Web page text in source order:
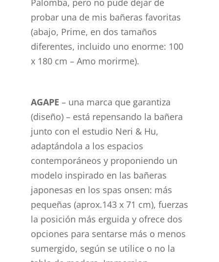
Palomba, pero no pude dejar de
probar una de mis bañeras favoritas
(abajo, Prime, en dos tamaños
diferentes, incluido uno enorme: 100
x 180 cm – Amo morirme).
AGAPE – una marca que garantiza
(diseño) – está repensando la bañera
junto con el estudio Neri & Hu,
adaptándola a los espacios
contemporáneos y proponiendo un
modelo inspirado en las bañeras
japonesas en los spas onsen: más
pequeñas (aprox.143 x 71 cm), fuerzas
la posición más erguida y ofrece dos
opciones para sentarse más o menos
sumergido, según se utilice o no la